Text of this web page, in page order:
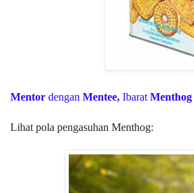
Mentor dengan Mentee, Ibarat Menthog
Lihat pola pengasuhan Menthog: